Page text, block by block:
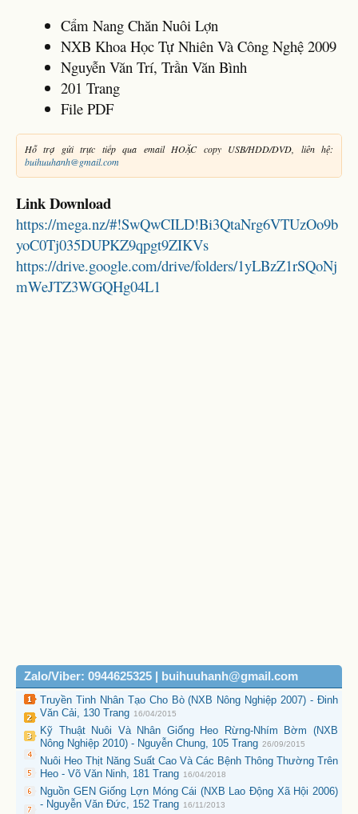
Cẩm Nang Chăn Nuôi Lợn
NXB Khoa Học Tự Nhiên Và Công Nghệ 2009
Nguyễn Văn Trí, Trần Văn Bình
201 Trang
File PDF
Hỗ trợ gửi trực tiếp qua email HOẶC copy USB/HDD/DVD, liên hệ:
buihuuhanh@gmail.com
Link Download
https://mega.nz/#!SwQwCILD!Bi3QtaNrg6VTUzOo9b
yoC0Tj035DUPKZ9qpgt9ZIKVs
https://drive.google.com/drive/folders/1yLBzZ1rSQoNj
mWeJTZ3WGQHg04L1
Zalo/Viber: 0944625325 | buihuuhanh@gmail.com
Truyền Tinh Nhân Tạo Cho Bò (NXB Nông Nghiệp 2007) - Đinh
Văn Cải, 130 Trang 16/04/2015
Kỹ Thuật Nuôi Và Nhân Giống Heo Rừng-Nhím Bờm (NXB
Nông Nghiệp 2010) - Nguyễn Chung, 105 Trang 26/09/2015
Nuôi Heo Thịt Năng Suất Cao Và Các Bệnh Thông Thường Trên
Heo - Võ Văn Ninh, 181 Trang 16/04/2018
Nguồn GEN Giống Lợn Móng Cái (NXB Lao Động Xã Hội 2006)
- Nguyễn Văn Đức, 152 Trang 16/11/2013